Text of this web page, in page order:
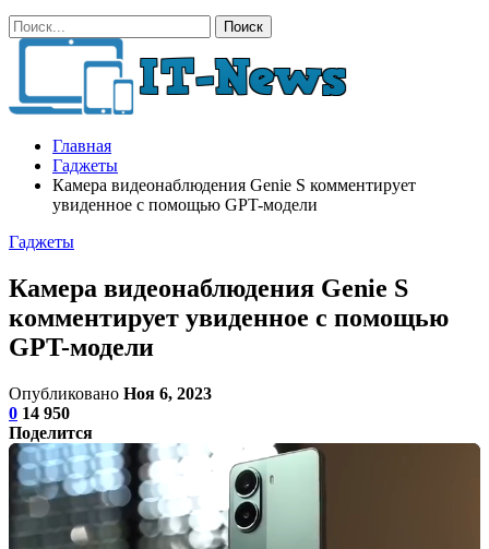
Главная
Гаджеты
Камера видеонаблюдения Genie S комментирует
увиденное с помощью GPT-модели
Гаджеты
Камера видеонаблюдения Genie S
комментирует увиденное с помощью
GPT-модели
Опубликовано Ноя 6, 2023
0 14 950
Поделится